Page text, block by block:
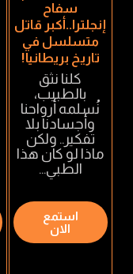
سفاح
إنجلترا..أكبر قاتل
متسلسل في
تاريخ بريطانيا!
كلنا نثق
بالطبيب،
نُسلمه أرواحنا
وأجسادنا بلا
تفكير.. ولكن
ماذا لو كان هذا
الطبي...
استمع
الان